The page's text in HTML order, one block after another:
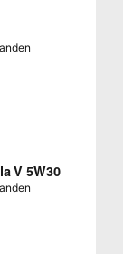
V 5W30